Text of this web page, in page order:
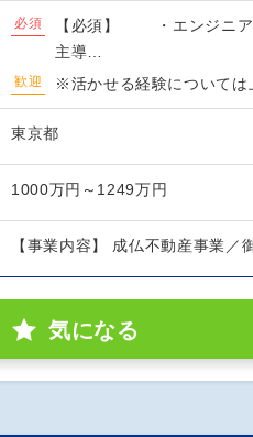
必須
【必須】 ・エンジニア
主導…
歓迎 ※活かせる経験については
東京都
1000万円～1249万円
【事業内容】 成仏不動産事業
気になる